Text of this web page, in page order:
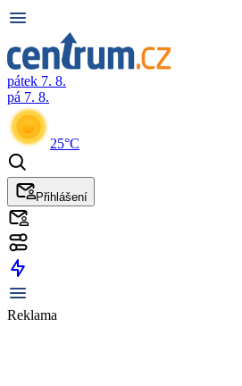
pátek 7. 8.
pá 7. 8.
25°C
Přihlášení
Reklama